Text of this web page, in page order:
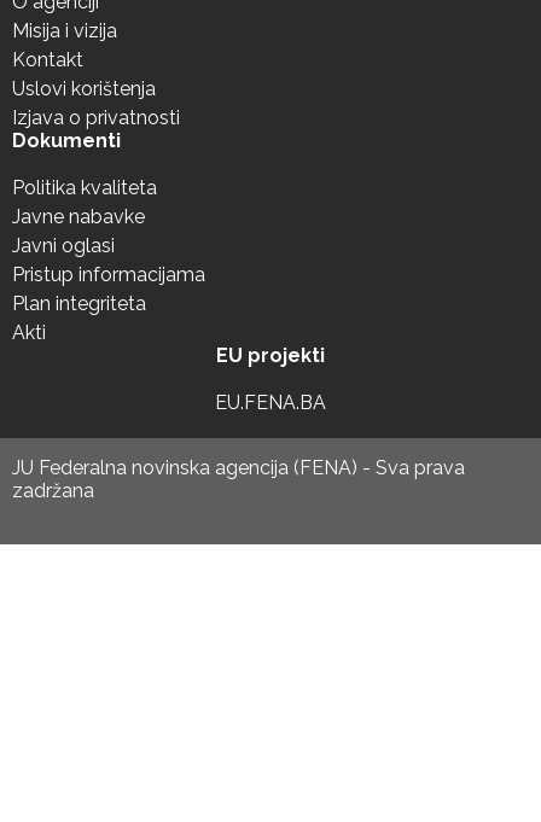
Misija i vizija
Kontakt
Uslovi korištenja
Izjava o privatnosti
Dokumenti
Politika kvaliteta
Javne nabavke
Javni oglasi
Pristup informacijama
Plan integriteta
Akti
EU projekti
EU.FENA.BA
JU Federalna novinska agencija (FENA) - Sva prava
zadržana